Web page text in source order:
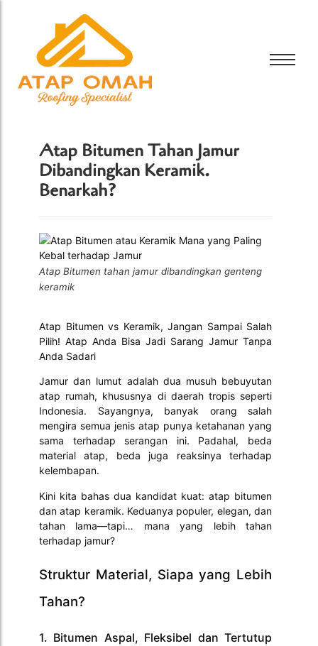
Tarkey
Tegola
Bali Bitumen
Tamko
Tarkey
Atap Bitumen Tahan Jamur
Dibandingkan Keramik.
Benarkah?
Atap Bitumen tahan jamur dibandingkan genteng
keramik
Atap Bitumen vs Keramik, Jangan Sampai Salah
Pilih! Atap Anda Bisa Jadi Sarang Jamur Tanpa
Anda Sadari
Jamur dan lumut adalah dua musuh bebuyutan
atap rumah, khususnya di daerah tropis seperti
Indonesia. Sayangnya, banyak orang salah
mengira semua jenis atap punya ketahanan yang
sama terhadap serangan ini. Padahal, beda
material atap, beda juga reaksinya terhadap
kelembapan.
Kini kita bahas dua kandidat kuat: atap bitumen
dan atap keramik. Keduanya populer, elegan, dan
tahan lama—tapi… mana yang lebih tahan
terhadap jamur?
Struktur Material, Siapa yang Lebih
Tahan?
1. Bitumen Aspal, Fleksibel dan Tertutup